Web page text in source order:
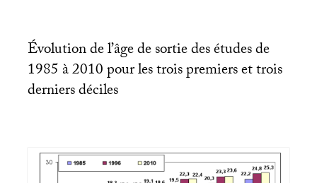
Évolution de l’âge de sortie des études de
1985 à 2010 pour les trois premiers et trois
derniers déciles